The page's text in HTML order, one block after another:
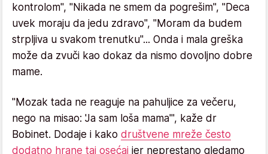
kontrolom", "Nikada ne smem da pogrešim", "Deca
uvek moraju da jedu zdravo", "Moram da budem
strpljiva u svakom trenutku"... Onda i mala greška
može da zvuči kao dokaz da nismo dovoljno dobre
mame.
"Mozak tada ne reaguje na pahuljice za večeru,
nego na misao: 'Ja sam loša mama'", kaže dr
Bobinet. Dodaje i kako društvene mreže često
dodatno hrane taj osećaj jer neprestano gledamo